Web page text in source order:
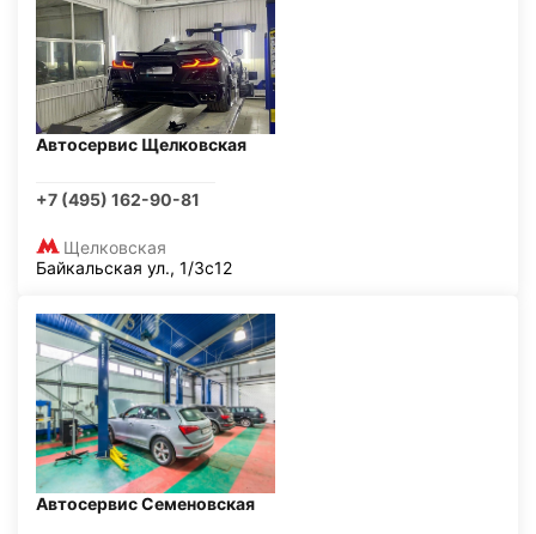
Автосервис Щелковская
+7 (495) 162-90-81
Щелковская
Байкальская ул., 1/3с12
Автосервис Семеновская